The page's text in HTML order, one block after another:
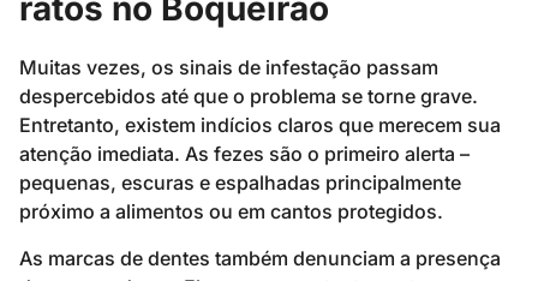
ratos no Boqueirão
Muitas vezes, os sinais de infestação passam
despercebidos até que o problema se torne grave.
Entretanto, existem indícios claros que merecem sua
atenção imediata. As fezes são o primeiro alerta –
pequenas, escuras e espalhadas principalmente
próximo a alimentos ou em cantos protegidos.
As marcas de dentes também denunciam a presença